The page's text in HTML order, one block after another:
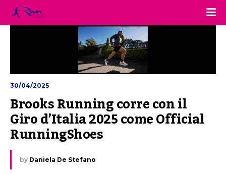
30/04/2025
Brooks Running corre con il
Giro d’Italia 2025 come Official
RunningShoes
by Daniela De Stefano